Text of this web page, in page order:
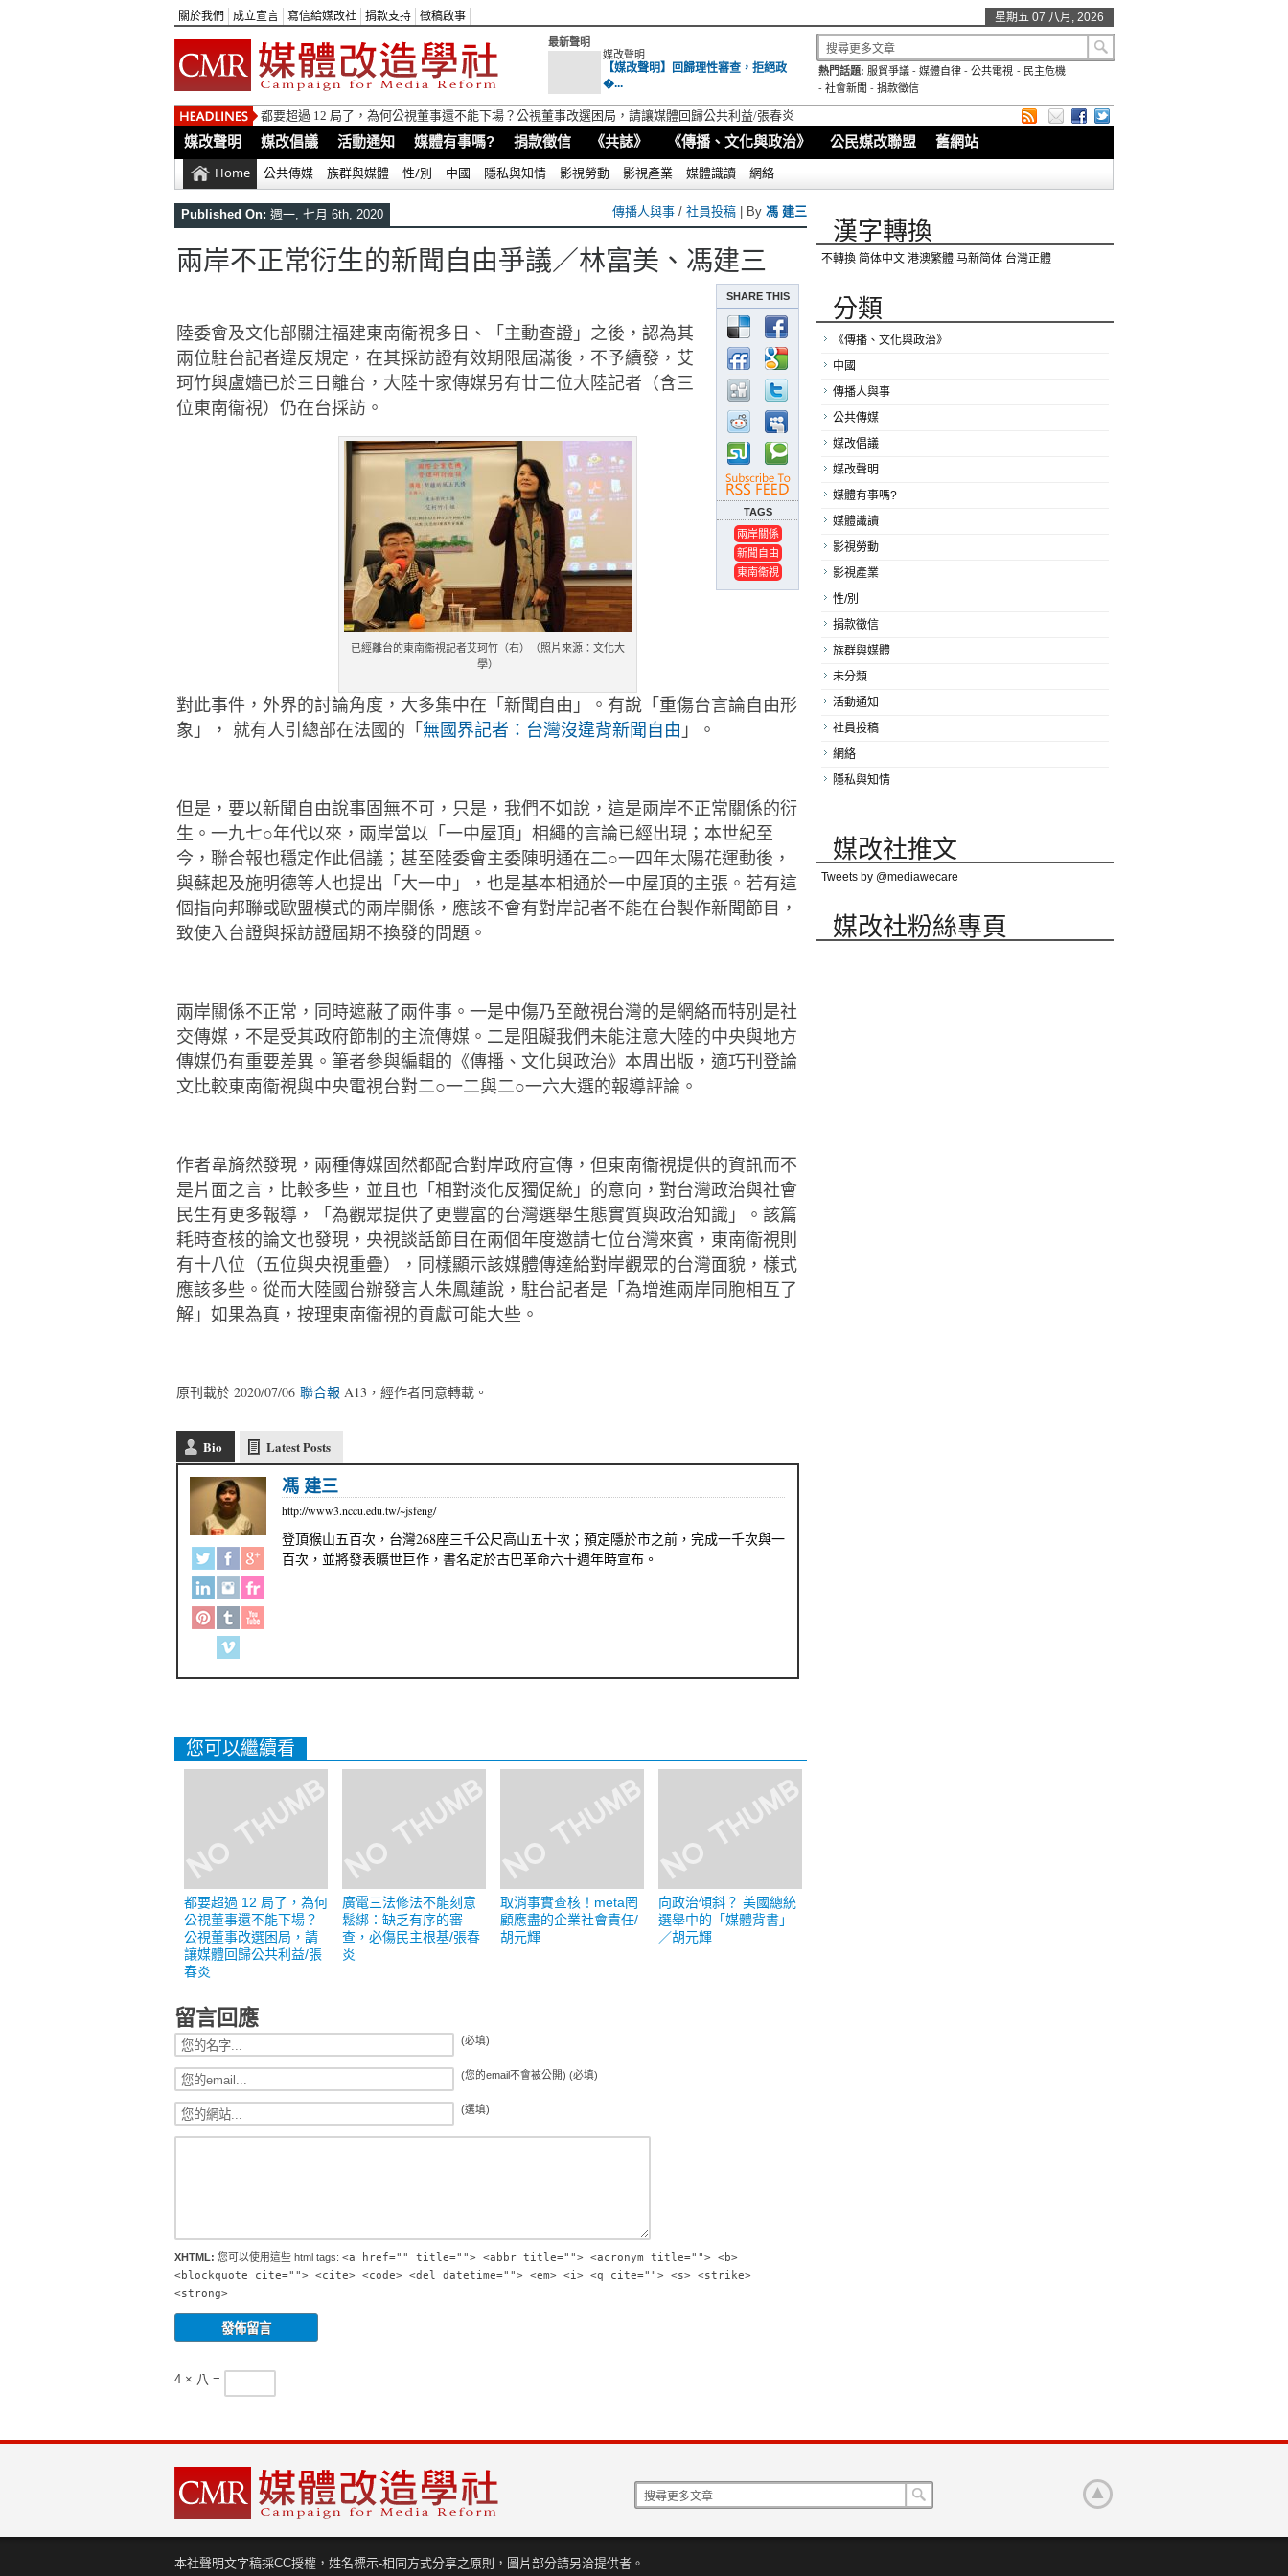
關於我們 成立宣言 寫信給媒改社 捐款支持 徵稿啟事 星期五 07 八月, 2026
最新聲明
媒改聲明
【媒改聲明】回歸理性審查，拒絕政
�...
熱門話題: 服貿爭議 -媒體自律 -公共電視 - 民主危機
- 社會新聞 - 捐款徵信
都要超過 12 局了，為何公視董事還不能下場？公視董事改選困局，請讓媒體回歸公共利益/張春炎
媒改聲明 媒改倡議 活動通知 媒體有事嗎? 捐款徵信 《共誌》 《傳播、文化與政治》 公民媒改聯盟 舊網站
Home 公共傳媒 族群與媒體 性/別 中國 隱私與知情 影視勞動 影視產業 媒體識讀 網絡
Published On: 週一, 七月 6th, 2020 傳播人與事 / 社員投稿 | By 馮 建三
兩岸不正常衍生的新聞自由爭議／林富美、馮建三
SHARE THIS
TAGS
兩岸關係
新聞自由
東南衞視
陸委會及文化部關注福建東南衞視多日、「主動查證」之後， 認為其
兩位駐台記者違反規定， 在其採訪證有效期限屆滿後，不予續發， 艾
珂竹與盧嬙已於三日離台，大陸十家傳媒另有廿二位大陸記者（含三
位東南衞視）仍在台採訪。
已經離台的東南衞視記者艾珂竹（右）（照片來源：文化大
學）
對此事件，外界的討論角度，大多集中在「新聞自由」。有說「重傷台言論自由形
象」， 就有人引總部在法國的「無國界記者：台灣沒違背新聞自由 」。
但是，要以新聞自由說事固無不可，只是，我們不如說， 這是兩岸不正常關係的衍
生。一九七○年代以來，兩岸當以「一中屋頂」相繩的言論已經出現； 本世紀至
今，聯合報也穩定作此倡議； 甚至陸委會主委陳明通在二○一四年太陽花運動後，
與蘇起及施明德等人也提出「大一中」， 也是基本相通於一中屋頂的主張。若有這
個指向邦聯或歐盟模式的兩岸關係，應該不會有對岸記者不能在台製作新聞節目，
致使入台證與採訪證屆期不換發的問題。
兩岸關係不正常，同時遮蔽了兩件事。 一是中傷乃至敵視台灣的是網絡而特別是社
交傳媒，不是受其政府節制的主流傳媒。 二是阻礙我們未能注意大陸的中央與地方
傳媒仍有重要差異。筆者參與編輯的《傳播、文化與政治》本周出版， 適巧刊登論
文比較東南衞視與中央電視台對二○一二與二○一六大選的報導評論。
作者韋旖然發現，兩種傳媒固然都配合對岸政府宣傳， 但東南衞視提供的資訊而不
是片面之言， 比較多些，並且也「相對淡化反獨促統」的意向， 對台灣政治與社會
民生有更多報導，「為觀眾提供了更豐富的台灣選舉生態實質與政治知識」。 該篇
耗時查核的論文也發現，央視談話節目在兩個年度邀請七位台灣來賓，東南衞視則
有十八位（五位與央視重疊），同樣顯示該媒體傳達給對岸觀眾的台灣面貌，樣式
應該多些。從而大陸國台辦發言人朱鳳蓮說，駐台記者是「為增進兩岸同胞相互了
解」如果為真，按理東南衞視的貢獻可能大些。
原刊載於 2020/07/06 聯合報 A13，經作者同意轉載。
Bio Latest Posts
馮 建三
http://www3.nccu.edu.tw/~jsfeng/
登頂猴山五百次，台灣268座三千公尺高山五十次；預定隱於市之前，完成一千次與一
百次，並將發表曠世巨作，書名定於古巴革命六十週年時宣布。
您可以繼續看
都要超過 12 局了，為何
公視董事還不能下場？
公視董事改選困局，請
讓媒體回歸公共利益/張
春炎
廣電三法修法不能刻意
鬆綁：缺乏有序的審
查，必傷民主根基/張春
炎
取消事實查核！meta罔
顧應盡的企業社會責任/
胡元輝
向政治傾斜？ 美國總統
選舉中的「媒體背書」
／胡元輝
留言回應
(必填)
(您的email不會被公開) (必填)
(選填)
XHTML: 您可以使用這些 html tags: <a href="" title=""> <abbr title=""> <acronym title=""> <b>
<blockquote cite=""> <cite> <code> <del datetime=""> <em> <i> <q cite=""> <s> <strike>
<strong>
4 × 八 =
漢字轉換
不轉換 简体中文 港澳繁體 马新简体 台灣正體
分類
《傳播、文化與政治》
中國
傳播人與事
公共傳媒
媒改倡議
媒改聲明
媒體有事嗎?
媒體識讀
影視勞動
影視產業
性/別
捐款徵信
族群與媒體
未分類
活動通知
社員投稿
網絡
隱私與知情
媒改社推文
Tweets by @mediawecare
媒改社粉絲專頁
本社聲明文字稿採CC授權，姓名標示-相同方式分享之原則，圖片部分請另洽提供者。